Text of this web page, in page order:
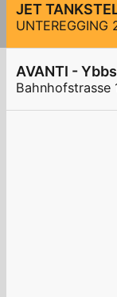
JET
UNTEREGGING
AVANTI -
Bahnhofstrasse